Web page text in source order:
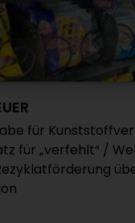
für
für „verfehlt“ /